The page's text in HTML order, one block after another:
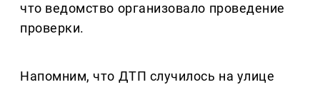
что ведомство организовало проведение
проверки.
Напомним, что ДТП случилось на улице